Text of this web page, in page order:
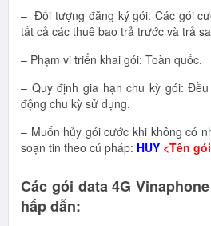
– Đối tượng đăng ký gói: Các gói
tất cả các thuê bao trả trước và trả
– Phạm vi triển khai gói: Toàn quốc.
– Quy định gia hạn chu kỳ gói:
động chu kỳ sử dụng.
– Muốn hủy gói cước khi không có
soạn tin theo cú pháp: HUY <Tên
Các gói data 4G
hấp dẫn: